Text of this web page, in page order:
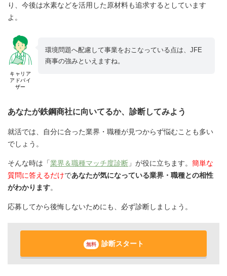
り、今後は水素などを活用した原材料も追求するとしています
よ。
キャリア
アドバイ
ザー
環境問題へ配慮して事業をおこなっている点は、JFE
商事の強みといえますね。
あなたが鉄鋼商社に向いてるか、診断してみよう
就活では、自分に合った業界・職種が見つからず悩むことも多い
でしょう。
そんな時は「業界＆職種マッチ度診断 」が役に立ちます。 簡単な
質問に答えるだけであなたが気になっている業界・職種との相性
がわかります。
応募してから後悔しないためにも、必ず診断しましょう。
無料 診断スタート